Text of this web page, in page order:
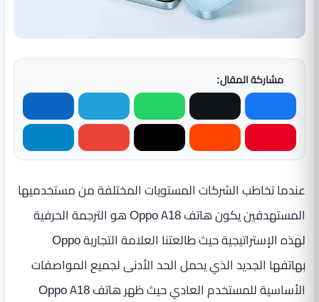
مشاركة المقال:
عندما تخاطب الشركات المستويات المختلفة من مستخدميها
المستهدفين يكون هاتف Oppo A18 هو الترجمة الحرفية
لهذه الإستراتيجية حيث طالعتنا العلامة التجارية Oppo
بهاتفها الجديد الذي يحمل الحد الأدنى لجميع المواصفات
الأساسية للمستخدم العادي حيث ظهر هاتف Oppo A18